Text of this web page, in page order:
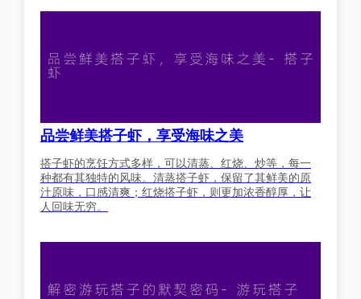
品尝鲜美搭子虾，享受海味之美
搭子虾的烹饪方式多样，可以清蒸、红烧、炒等，每一
种都有其独特的风味。清蒸搭子虾，保留了其鲜美的原
汁原味，口感清爽；红烧搭子虾，则更加浓香醇厚，让
人回味无穷。